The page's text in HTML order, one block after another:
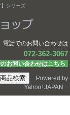
シリーズ
電話でのお問い合わせは
072-362-3067
お問い合わせはこちら
Powered by
Yahoo! JAPAN